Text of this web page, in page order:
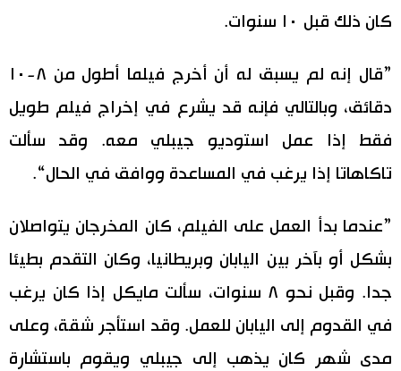
كان ذلك قبل ١٠ سنوات.
”قال إنه لم يسبق له أن أخرج فيلما أطول من ٨-١٠
دقائق، وبالتالي فإنه قد يشرع في إخراج فيلم طويل
فقط إذا عمل استوديو جيبلي معه. وقد سألت
تاكاهاتا إذا يرغب في المساعدة ووافق في الحال“.
”عندما بدأ العمل على الفيلم، كان المخرجان يتواصلان
بشكل أو بآخر بين اليابان وبريطانيا، وكان التقدم بطيئا
جدا. وقبل نحو ٨ سنوات، سألت مايكل إذا كان يرغب
في القدوم إلى اليابان للعمل. وقد استأجر شقة، وعلى
مدى شهر كان يذهب إلى جيبلي ويقوم باستشارة